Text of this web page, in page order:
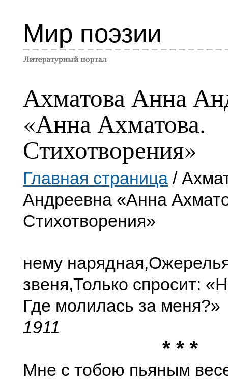
Мир поэзии
Ахматова Анна
«Анна Ахматова.
Стихотворения»
Главная страница /
Андреевна «Анна
Стихотворения»
нему нарядная,
звеня,Только спросит:
Где молилась за меня?»
1911
* * *
Мне с тобою пьяным